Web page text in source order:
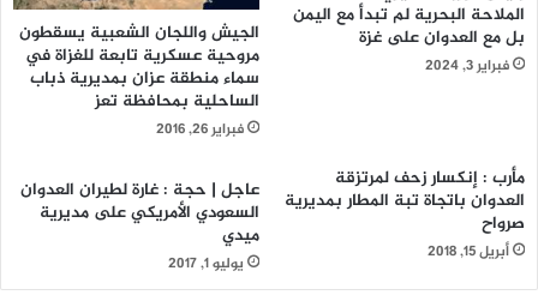
الملاحة البحرية لم تبدأ مع اليمن
بل مع العدوان على غزة
فبراير 3, 2024
الجيش واللجان الشعبية يسقطون
مروحية عسكرية تابعة للغزاة في
سماء منطقة عزان بمديرية ذباب
الساحلية بمحافظة تعز
فبراير 26, 2016
مأرب : إنكسار زحف لمرتزقة
العدوان باتجاة تبة المطار بمديرية
صرواح
أبريل 15, 2018
عاجل | حجة : غارة لطيران العدوان
السعودي الأمريكي على مديرية
ميدي
يوليو 1, 2017